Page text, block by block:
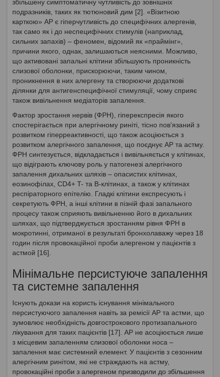
збільшену симптоматичну чутливість до зовнішніх
подразників, таких як тютюновий дим [2]. «Візитною
карткою» АР є гіперчутливість до специфічних алергенів,
так само як і до неспецифічних стимулів (наприклад,
сильних запахів) – феномен, відомий як «праймінг»,
причини якого, однак, залишаються неясними. Можливо,
що активовані запальні клітини збільшують проникність
слизової оболонки, прискорюючи, таким чином,
проникнення в них алергену та створюючи додаткові
ділянки для антигенспецифічної стимуляції, чому сприяє
також вивільнення медіаторів запалення.
Фактор зростання нервів (ФРН), гіперекспресія якого
спостерігається при алергічному риніті, тісно пов'язаний з
розвитком гіперреактивності, що також асоціюється з
розвитком алергічного запалення, що поєднує АР та астму.
ФРН синтезується, відкладається і вивільняється у клітинах,
що відіграють ключову роль у патогенезі алергічного
запалення дихальних шляхів – опасистих клітинах,
еозинофілах, CD4+ T- та B-клітинах, а також у клітинах
респіраторного епітелію. Гладкі клітини експресують і
секретують ФРН, а інші клітини в пізній фазі запального
процесу також сприяють вивільненню його в дихальних
шляхах, що підтверджується зростанням рівня ФРН в
мокротинні, отриманої в результаті бронхолаважу через 18
годин після провокаційної проби алергеном у пацієнтів з
астмой [16].
Мінімальне персистуюче запалення
та системне запалення
Існують докази на користь існування мінімального
персистуючого запалення навіть за ремісії АР та астми, що
зумовлює необхідність довгострокового протизапального
лікування для таких пацієнтів [17]. АР не асоціюється лише
з місцевим запаленням слизової оболонки носа –
запалення має системний елемент. У пацієнтів з сезонним
алергічним ринітом, які не страждають на астму,
провокаційні проби з алергеном призводили до збільшення